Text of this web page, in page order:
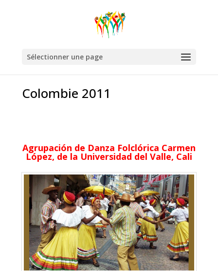
Sélectionner une page
Colombie 2011
Agrupación de Danza Folclórica Carmen
López, de la Universidad del Valle, Cali